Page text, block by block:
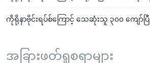
ကိုရိုနာဗိုင်းရပ်စ်ကြောင့် သေဆုံးသူ ၃၀၀ ကျော်ပြီ
အခြားဖတ်ရှုစရာများ